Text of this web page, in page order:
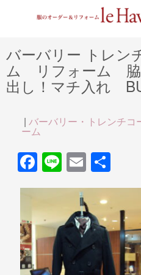
バーバリー トレ
ム リフォーム 脇
出し！マチ入れ
| バーバリー・トレンチコ
ーム
F
a
e
b
o
Li
n
E
m
ail
有